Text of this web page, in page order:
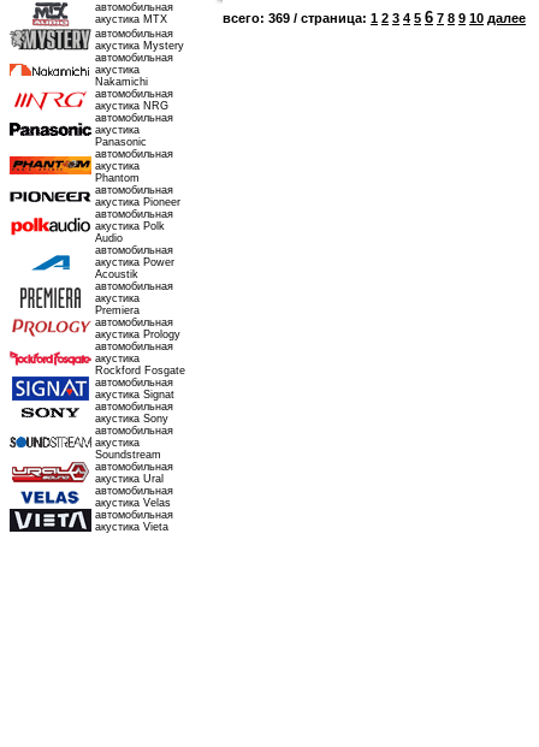
автомобильная
акустика MTX
автомобильная
акустика Mystery
автомобильная
акустика
Nakamichi
автомобильная
акустика NRG
автомобильная
акустика
Panasonic
автомобильная
акустика
Phantom
автомобильная
акустика Pioneer
автомобильная
акустика Polk
Audio
автомобильная
акустика Power
Acoustik
автомобильная
акустика
Premiera
автомобильная
акустика Prology
автомобильная
акустика
Rockford Fosgate
автомобильная
акустика Signat
автомобильная
акустика Sony
автомобильная
акустика
Soundstream
автомобильная
акустика Ural
автомобильная
акустика Velas
автомобильная
акустика Vieta
всего: 369 / страница: 1 2 3 4 5 6 7 8 9 10 далее